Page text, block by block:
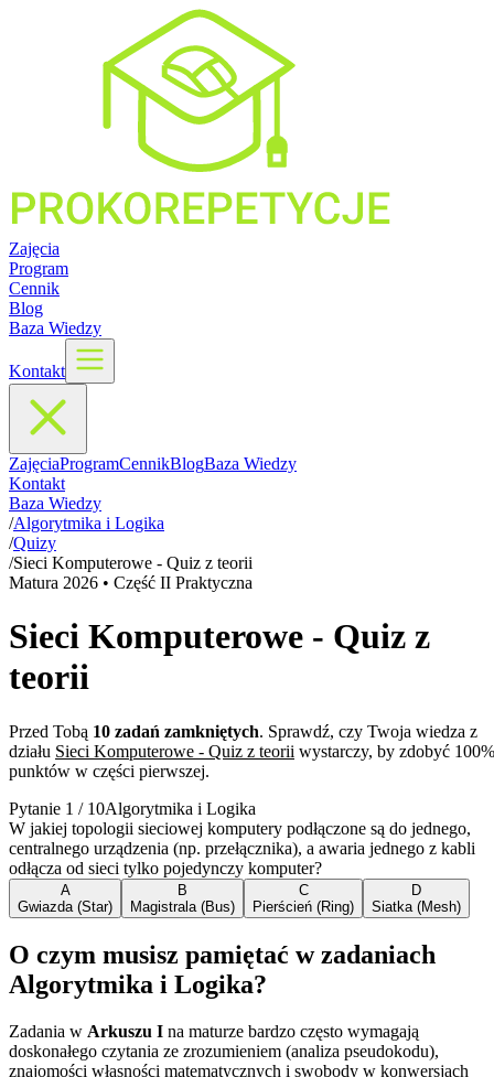
Zajęcia
Program
Cennik
Blog
Baza Wiedzy
Kontakt
ZajęciaProgramCennikBlogBaza Wiedzy
Kontakt
Baza Wiedzy
/Algorytmika i Logika
/Quizy
/Sieci Komputerowe - Quiz z teorii
Matura 2026 • Część II Praktyczna
Sieci Komputerowe - Quiz z
teorii
Przed Tobą 10 zadań zamkniętych. Sprawdź, czy Twoja wiedza z
działu Sieci Komputerowe - Quiz z teorii wystarczy, by zdobyć 100%
punktów w części pierwszej.
Pytanie 1 / 10Algorytmika i Logika
W jakiej topologii sieciowej komputery podłączone są do jednego,
centralnego urządzenia (np. przełącznika), a awaria jednego z kabli
odłącza od sieci tylko pojedynczy komputer?
A
Gwiazda (Star)
B
Magistrala (Bus)
C
Pierścień (Ring)
D
Siatka (Mesh)
O czym musisz pamiętać w zadaniach
Algorytmika i Logika?
Zadania w Arkuszu I na maturze bardzo często wymagają
doskonałego czytania ze zrozumieniem (analiza pseudokodu),
znajomości własności matematycznych i swobody w konwersjach